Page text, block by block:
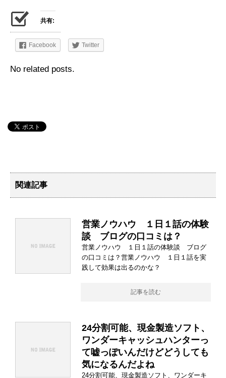
共有:
Facebook Twitter
No related posts.
関連記事
営業ノウハウ １日１話の体験
談 ブログの口コミは？
営業ノウハウ １日１話の体験談 ブログ
の口コミは？営業ノウハウ １日１話を実
践して効果は出るのかな？
記事を読む
24分割可能、現金製造ソフト、
ワンダーキャッシュハンターっ
て嘘っぽいんだけどどうしても
気になるんだよね
24分割可能、現金製造ソフト、ワンダーキ